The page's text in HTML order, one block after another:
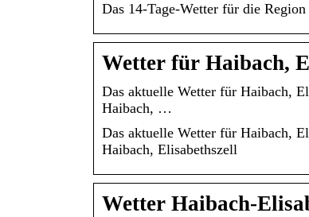
Das 14-Tage-Wetter für die
Wetter für Haibach,
Das aktuelle Wetter für Haibach,
Haibach, …
Das aktuelle Wetter für Haibach,
Haibach, Elisabethszell
Wetter Haibach-